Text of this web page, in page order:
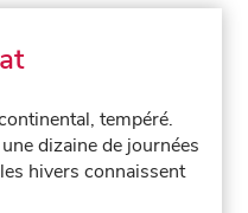
tempéré.
dizaine de journées
hivers connaissent